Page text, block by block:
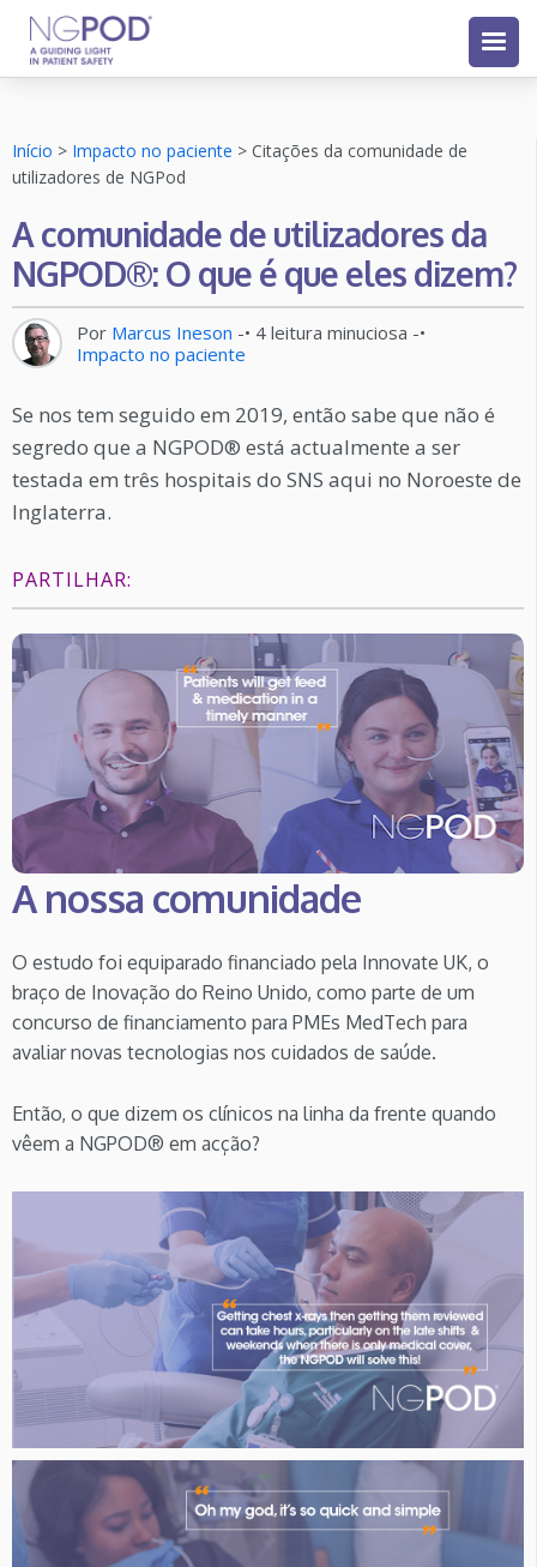
Início > Impacto no paciente > Citações da comunidade de
utilizadores de NGPod
A comunidade de utilizadores da
NGPOD®: O que é que eles dizem?
Por Marcus Ineson -• 4 leitura minuciosa -•
Impacto no paciente
Se nos tem seguido em 2019, então sabe que não é
segredo que a NGPOD® está actualmente a ser
testada em três hospitais do SNS aqui no Noroeste de
Inglaterra.
PARTILHAR:
A nossa comunidade
O estudo foi equiparado financiado pela Innovate UK, o
braço de Inovação do Reino Unido, como parte de um
concurso de financiamento para PMEs MedTech para
avaliar novas tecnologias nos cuidados de saúde.
Então, o que dizem os clínicos na linha da frente quando
vêem a NGPOD® em acção?